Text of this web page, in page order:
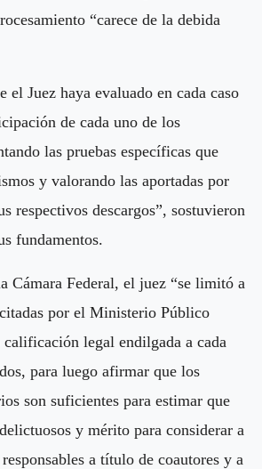
“carece de la debida
el Juez haya evaluado en cada caso
de cada uno de los
las pruebas específicas que
y valorando las aportadas por
respectivos descargos”, sostuvieron
fundamentos.
Cámara Federal, el juez “se limitó a
por el Ministerio Público
legal endilgada a cada
para luego afirmar que los
son suficientes para estimar que
y mérito para considerar a
a título de coautores y a